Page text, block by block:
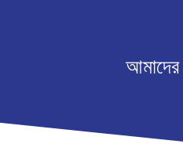
আমাদের